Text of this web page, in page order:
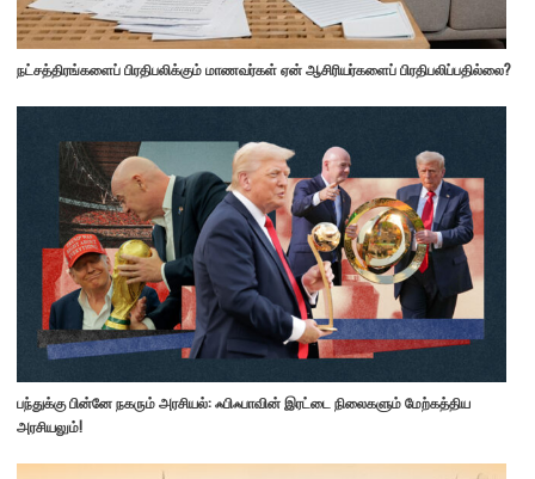
நட்சத்திரங்களைப் பிரதிபலிக்கும் மாணவர்கள் ஏன் ஆசிரியர்களைப் பிரதிபலிப்பதில்லை?
பந்துக்கு பின்னே நகரும் அரசியல்: ஃபிஃபாவின் இரட்டை நிலைகளும் மேற்கத்திய
அரசியலும்!